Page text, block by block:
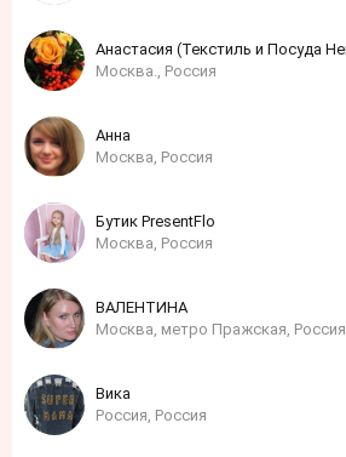
Москва., Россия
Анна
Москва, Россия
Бутик PresentFlo
Москва, Россия
ВАЛЕНТИНА
Москва, метро Пражская, Россия
Вика
Россия, Россия